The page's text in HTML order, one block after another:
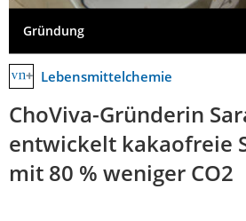
Gründung
Lebensmittelchemie
ChoViva-Gründerin
entwickelt kakaofreie
mit 80 % weniger CO2